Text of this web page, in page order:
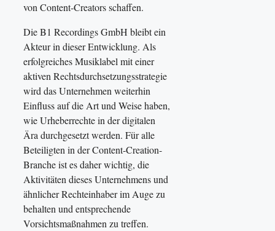
von Content-Creators schaffen.
Die B1 Recordings GmbH bleibt ein
Akteur in dieser Entwicklung. Als
erfolgreiches Musiklabel mit einer
aktiven Rechtsdurchsetzungsstrategie
wird das Unternehmen weiterhin
Einfluss auf die Art und Weise haben,
wie Urheberrechte in der digitalen
Ära durchgesetzt werden. Für alle
Beteiligten in der Content-Creation-
Branche ist es daher wichtig, die
Aktivitäten dieses Unternehmens und
ähnlicher Rechteinhaber im Auge zu
behalten und entsprechende
Vorsichtsmaßnahmen zu treffen.